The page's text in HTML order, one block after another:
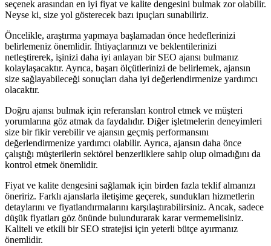
seçenek arasından en iyi fiyat ve kalite dengesini bulmak zor olabilir.
Neyse ki, size yol gösterecek bazı ipuçları sunabiliriz.
Öncelikle, araştırma yapmaya başlamadan önce hedeflerinizi
belirlemeniz önemlidir. İhtiyaçlarınızı ve beklentilerinizi
netleştirerek, işinizi daha iyi anlayan bir SEO ajansı bulmanız
kolaylaşacaktır. Ayrıca, başarı ölçütlerinizi de belirlemek, ajansın
size sağlayabileceği sonuçları daha iyi değerlendirmenize yardımcı
olacaktır.
Doğru ajansı bulmak için referansları kontrol etmek ve müşteri
yorumlarına göz atmak da faydalıdır. Diğer işletmelerin deneyimleri
size bir fikir verebilir ve ajansın geçmiş performansını
değerlendirmenize yardımcı olabilir. Ayrıca, ajansın daha önce
çalıştığı müşterilerin sektörel benzerliklere sahip olup olmadığını da
kontrol etmek önemlidir.
Fiyat ve kalite dengesini sağlamak için birden fazla teklif almanızı
öneririz. Farklı ajanslarla iletişime geçerek, sundukları hizmetlerin
detaylarını ve fiyatlandırmalarını karşılaştırabilirsiniz. Ancak, sadece
düşük fiyatları göz önünde bulundurarak karar vermemelisiniz.
Kaliteli ve etkili bir SEO stratejisi için yeterli bütçe ayırmanız
önemlidir.